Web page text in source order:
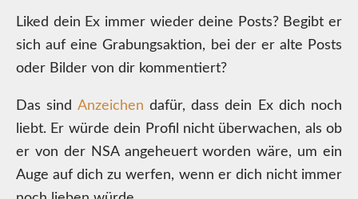
Liked dein Ex immer wieder deine Posts? Begibt er
sich auf eine Grabungsaktion, bei der er alte Posts
oder Bilder von dir kommentiert?
Das sind Anzeichen dafür, dass dein Ex dich noch
liebt. Er würde dein Profil nicht überwachen, als ob
er von der NSA angeheuert worden wäre, um ein
Auge auf dich zu werfen, wenn er dich nicht immer